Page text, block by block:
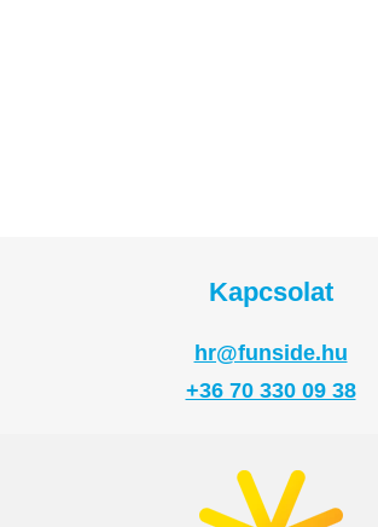
Kapcsolat
hr@funside.hu
+36 70 330 09 38